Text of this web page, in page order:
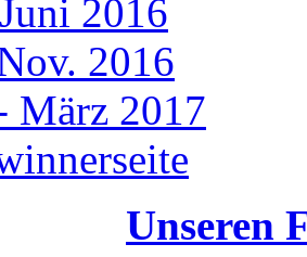
2016
2016
März 2017
Unseren